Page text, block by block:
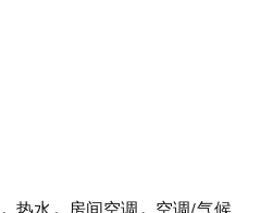
热水 房间空调
空调/气候